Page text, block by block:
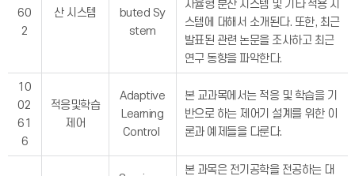
60
2
산 시스템
buted Sy
stem
자율형 분산 시스템 및 기타 적용 시
스템에 대해서 소개된다. 또한, 최근
발표된 관련 논문을 조사하고 최근
연구 동향을 파악한다.
10
02
61
6
적응및학습
제어
Adaptive
Learning
Control
본 교과목에서는 적응 및 학습을 기
반으로 하는 제어기 설계를 위한 이
론과 예제들을 다룬다.
본 과목은 전기공학을 전공하는 대